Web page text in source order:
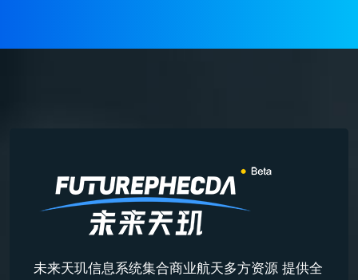
未来天玑信息系统集合商业航天多方资源 提供全